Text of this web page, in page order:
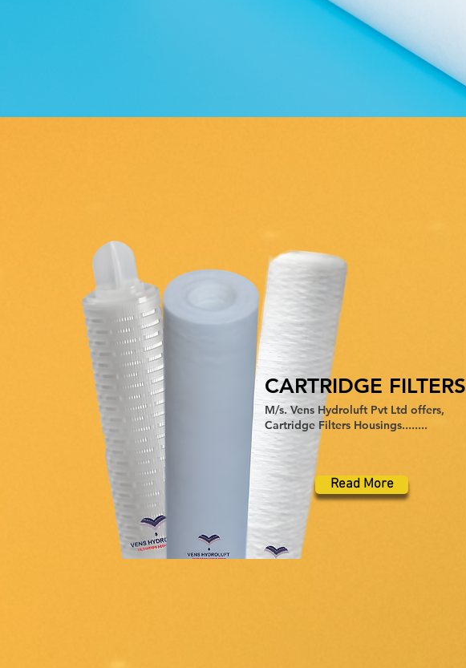
CARTRIDGE FILTERS
M/s. Vens Hydroluft Pvt Ltd offers,
Cartridge Filters Housings........
Read More